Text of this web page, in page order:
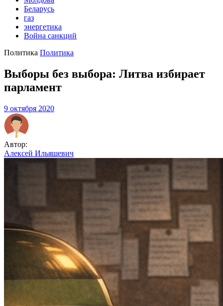
Беларусь
газ
энергетика
Война санкций
Политика Политика
Выборы без выбора: Литва избирает
парламент
9 октября 2020
Автор:
Алексей Ильяшевич